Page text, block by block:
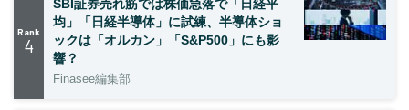
Rank
4
SBI証券売れ筋では株価急落で「日経平
均」「日経半導体」に試練、半導体ショ
ックは「オルカン」「S&P500」にも影
響？
Finasee編集部